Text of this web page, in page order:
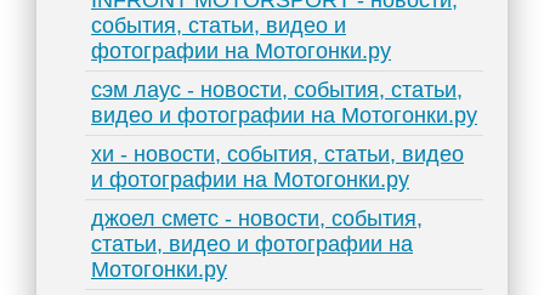
события, статьи, видео и
фотографии на Мотогонки.ру
сэм лаус - новости, события, статьи,
видео и фотографии на Мотогонки.ру
хи - новости, события, статьи, видео
и фотографии на Мотогонки.ру
джоел сметс - новости, события,
статьи, видео и фотографии на
Мотогонки.ру